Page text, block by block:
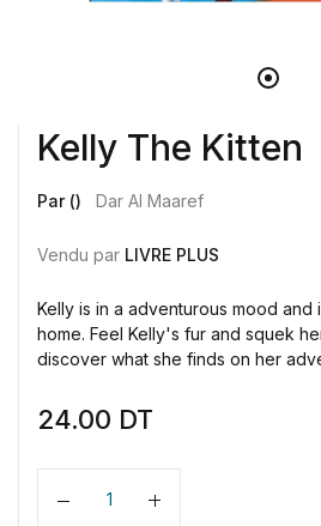
Kelly The Kitten
Par () Dar Al Maaref
Vendu par LIVRE PLUS
Kelly is in a adventurous mood
home. Feel Kelly's fur and squek
discover what she finds on her
24.00 DT
Quantité